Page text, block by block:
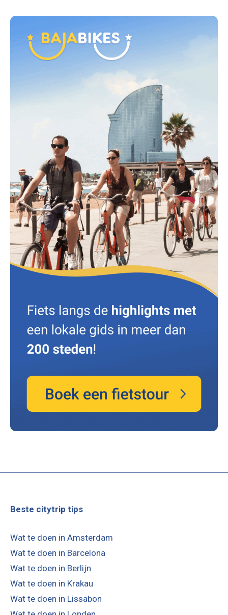
Beste citytrip tips
Wat te doen in Amsterdam
Wat te doen in Barcelona
Wat te doen in Berlijn
Wat te doen in Krakau
Wat te doen in Lissabon